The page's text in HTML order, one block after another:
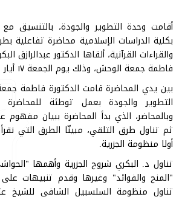
أقامت وحدة التطوير والجودة، بالتنسيق
بكلية الدراسات الإسلامية محاضرة تفاعلية
والقراءات القرآنية، ألقاها الدكتور عبدالرازق
فاطمة جمعة الوحش، وذلك يوم الجمعة ١٧ أيار مايو ٢٠٢٤م.
بين يدي المحاضرة قامت الدكتورة فاطمة
التطوير والجودة بعمل توطئة
وبالمحاضر، الذي بدأ المحاضرة ببيان مفهوم
ثم تناول طرق التلقي، مبينّا الطرق التي
أولا منظومة الجزرية.
تناول د. البكري شروح الجزرية وأهمها
"المنح والفوائد" وغيرها وقدم تنبيهات
تناول منظومة السلسبيل الشافي للشيخ